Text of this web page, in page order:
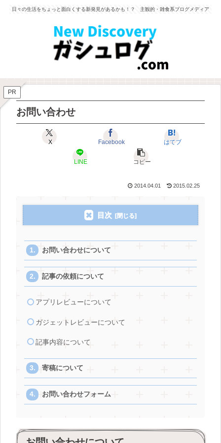
日々の生活をちょっと面白くする新発見があるかも！？ 主観的・雑食系ブログメディア
PR
お問い合わせ
X Facebook はてブ
LINE コピー
2014.04.01 2015.02.25
目次
お問い合わせについて
記事の依頼について
アプリレビューについて
ガジェットレビューについて
記事内容について
寄稿について
お問い合わせフォーム